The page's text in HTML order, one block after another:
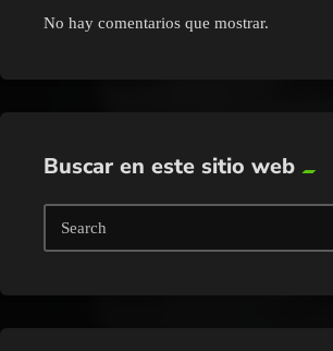
No hay comentarios que mostrar.
Buscar en este sitio web
Search